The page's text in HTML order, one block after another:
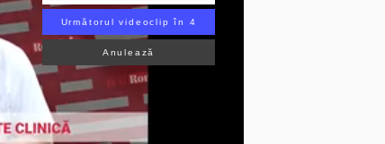
Următorul videoclip în 3
Anulează